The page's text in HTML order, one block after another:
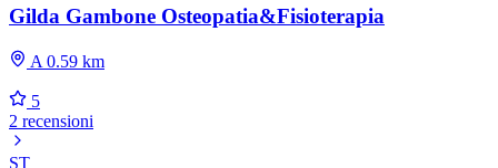
Gilda Gambone Osteopatia&Fisioterapia
A 0.59 km
5
2 recensioni
ST